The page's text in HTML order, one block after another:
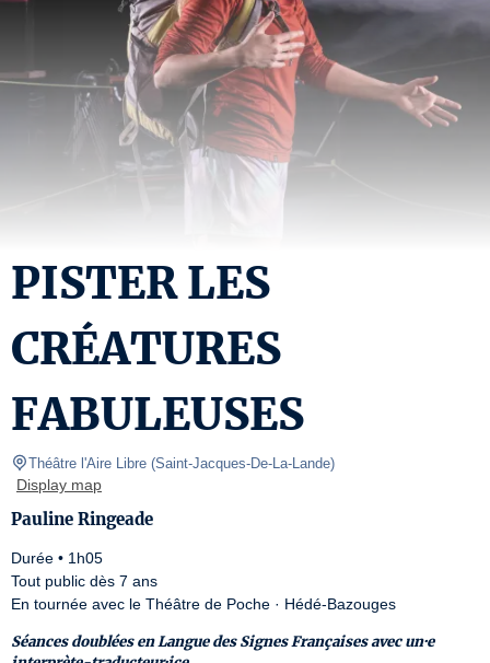
PISTER LES
CRÉATURES
FABULEUSES
Théâtre l'Aire Libre (Saint-Jacques-De-La-Lande)
Display map
Pauline Ringeade
Durée • 1h05
Tout public dès 7 ans
En tournée avec le Théâtre de Poche · Hédé-Bazouges
Séances doublées en Langue des Signes Françaises avec un·e